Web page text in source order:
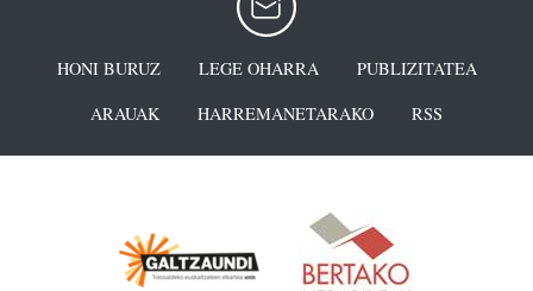
HONI BURUZ LEGE OHARRA
PUBLIZITATEA
ARAUAK
HARREMANETARAKO RSS